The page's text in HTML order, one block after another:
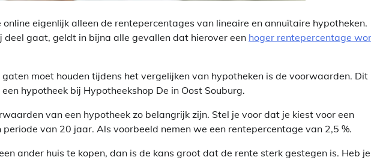
eigenlijk alleen de rentepercentages van lineaire en annuïtaire hypotheken.
deel gaat, geldt in bijna alle gevallen dat hierover een hoger rentepercentage
moet houden tijdens het vergelijken van hypotheken is de voorwaarden. Dit
hypotheek bij Hypotheekshop De in Oost Souburg.
van een hypotheek zo belangrijk zijn. Stel je voor dat je kiest voor een
van 20 jaar. Als voorbeeld nemen we een rentepercentage van 2,5 %.
ander huis te kopen, dan is de kans groot dat de rente sterk gestegen is. Heb